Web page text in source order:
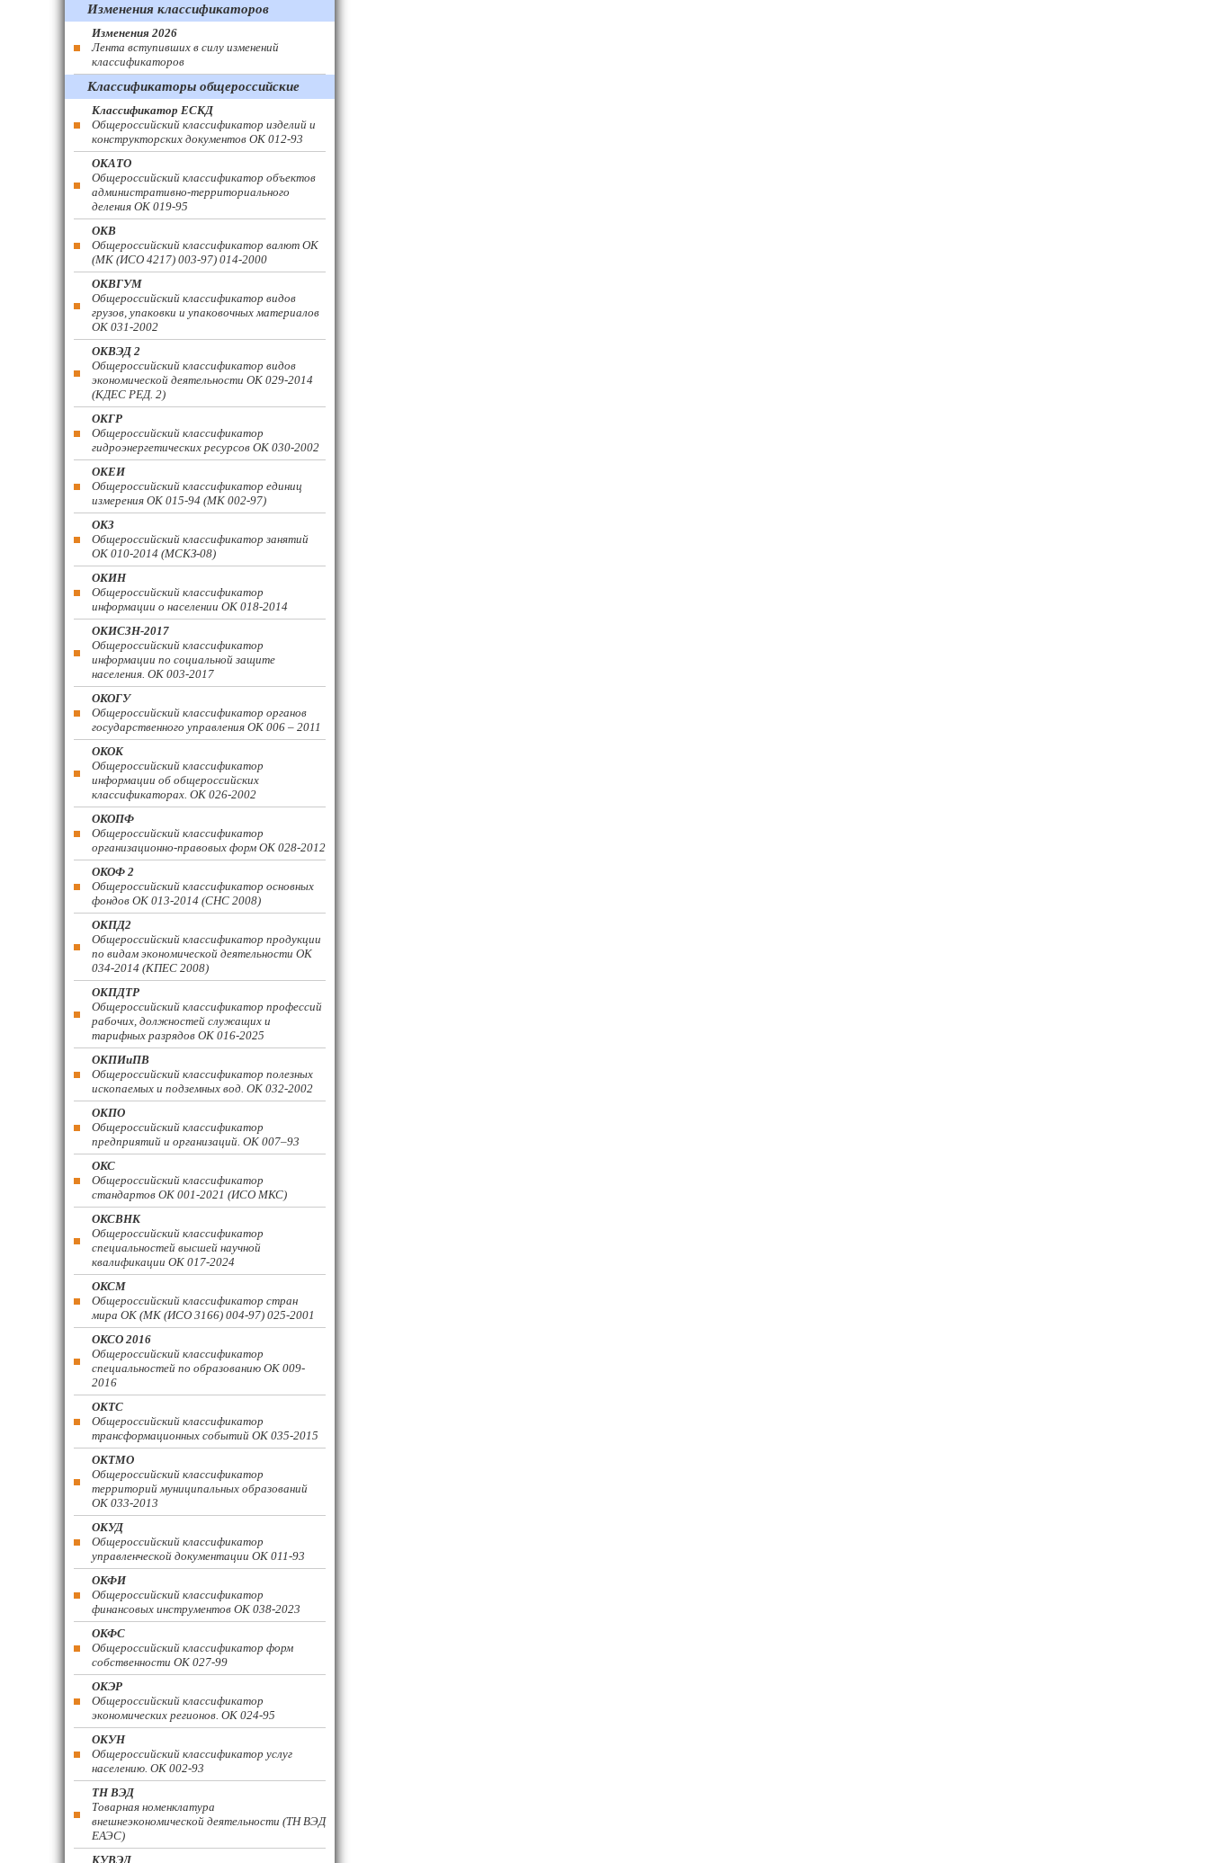
Изменения классификаторов
Изменения 2026
Лента вступивших в силу изменений
классификаторов
Классификаторы общероссийские
Классификатор ЕСКД
Общероссийский классификатор изделий и
конструкторских документов ОК 012-93
ОКАТО
Общероссийский классификатор объектов
административно-территориального
деления ОК 019-95
ОКВ
Общероссийский классификатор валют ОК
(МК (ИСО 4217) 003-97) 014-2000
ОКВГУМ
Общероссийский классификатор видов
грузов, упаковки и упаковочных материалов
ОК 031-2002
ОКВЭД 2
Общероссийский классификатор видов
экономической деятельности ОК 029-2014
(КДЕС РЕД. 2)
ОКГР
Общероссийский классификатор
гидроэнергетических ресурсов ОК 030-2002
ОКЕИ
Общероссийский классификатор единиц
измерения ОК 015-94 (МК 002-97)
ОКЗ
Общероссийский классификатор занятий
ОК 010-2014 (МСКЗ-08)
ОКИН
Общероссийский классификатор
информации о населении ОК 018-2014
ОКИСЗН-2017
Общероссийский классификатор
информации по социальной защите
населения. ОК 003-2017
ОКОГУ
Общероссийский классификатор органов
государственного управления ОК 006 – 2011
ОКОК
Общероссийский классификатор
информации об общероссийских
классификаторах. ОК 026-2002
ОКОПФ
Общероссийский классификатор
организационно-правовых форм ОК 028-2012
ОКОФ 2
Общероссийский классификатор основных
фондов ОК 013-2014 (СНС 2008)
ОКПД2
Общероссийский классификатор продукции
по видам экономической деятельности ОК
034-2014 (КПЕС 2008)
ОКПДТР
Общероссийский классификатор профессий
рабочих, должностей служащих и
тарифных разрядов ОК 016-2025
ОКПИиПВ
Общероссийский классификатор полезных
ископаемых и подземных вод. ОК 032-2002
ОКПО
Общероссийский классификатор
предприятий и организаций. ОК 007–93
ОКС
Общероссийский классификатор
стандартов ОК 001-2021 (ИСО МКС)
ОКСВНК
Общероссийский классификатор
специальностей высшей научной
квалификации ОК 017-2024
ОКСМ
Общероссийский классификатор стран
мира ОК (МК (ИСО 3166) 004-97) 025-2001
ОКСО 2016
Общероссийский классификатор
специальностей по образованию ОК 009-
2016
ОКТС
Общероссийский классификатор
трансформационных событий ОК 035-2015
ОКТМО
Общероссийский классификатор
территорий муниципальных образований
ОК 033-2013
ОКУД
Общероссийский классификатор
управленческой документации ОК 011-93
ОКФИ
Общероссийский классификатор
финансовых инструментов OK 038-2023
ОКФС
Общероссийский классификатор форм
собственности ОК 027-99
ОКЭР
Общероссийский классификатор
экономических регионов. ОК 024-95
ОКУН
Общероссийский классификатор услуг
населению. ОК 002-93
ТН ВЭД
Товарная номенклатура
внешнеэкономической деятельности (ТН ВЭД
ЕАЭС)
КУВЭД